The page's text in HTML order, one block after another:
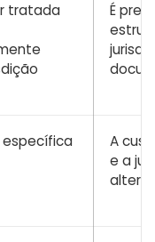
tratada
É
específica
A
e a